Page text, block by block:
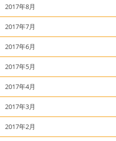
2017年8月
2017年7月
2017年6月
2017年5月
2017年4月
2017年3月
2017年2月